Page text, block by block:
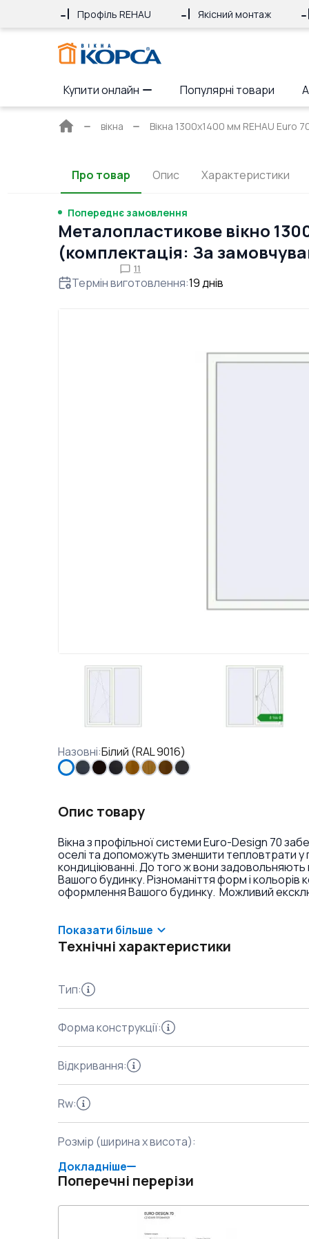
Профіль REHAU Якісний монтаж
Купити онлайн Популярні товари
Головна
вікна Вікна 1300x1400 мм REHAU Euro
Про товар Опис Характеристики
Попереднє замовлення
Металопластикове вікно
(комплектація: За
11
Термін виготовлення:19днів
Назовні:Білий (RAL 9016)
Опис товару
Вікна з профільної системи Euro-Design 70
оселі та допоможуть зменшити тепловтрати у
кондиціюванні. До того ж вони
Вашого будинку. Різноманіття форм і
оформлення Вашого будинку. Можливий
Показати більше
Технічні характеристики
Тип:
Форма конструкції:
Відкривання:
Rw:
Розмір (ширина x висота):
Докладніше
Поперечні перерізи